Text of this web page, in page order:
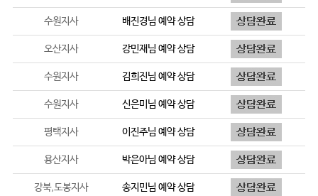
수원지사 배진경님 예약 상담
오산지사 강민재님 예약 상담
수원지사 김희진님 예약 상담
수원지사 신은미 님 예약 상담
평택지사 이진주님 예약 상담
용산지사 박은아님 예약 상담
강북,도봉지사 송지민님 예약 상담